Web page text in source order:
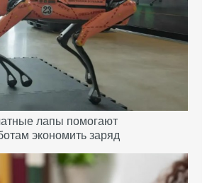
лапы помогают
экономить заряд